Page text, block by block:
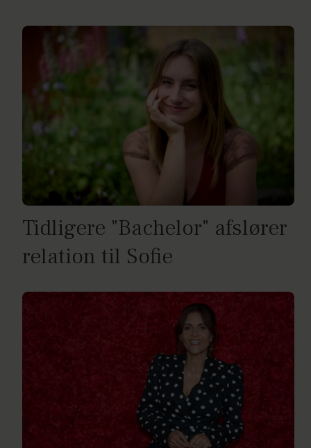
Tidligere "Bachelor" afslører
relation til Sofie